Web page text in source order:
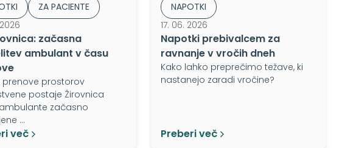
ZA PACIENTE
začasna
ambulant v času
prenove prostorov
postaje Žirovnica
začasno
…
več
NAPOTKI
17. 06. 2026
Napotki prebivalcem za
ravnanje v vročih dneh
Kako lahko preprečimo težave, ki
nastanejo zaradi vročine?
Preberi več